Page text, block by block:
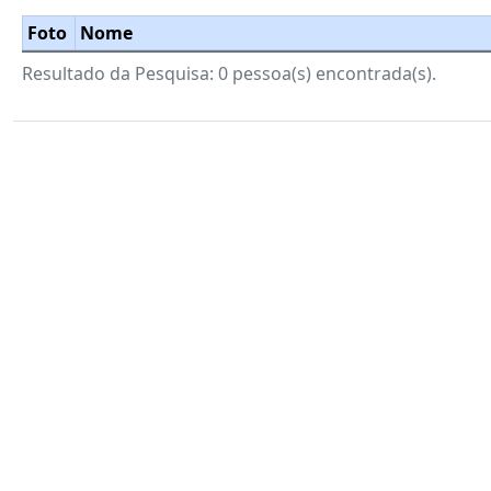
Foto Nome
Resultado da Pesquisa: 0 pessoa(s) encontrada(s).